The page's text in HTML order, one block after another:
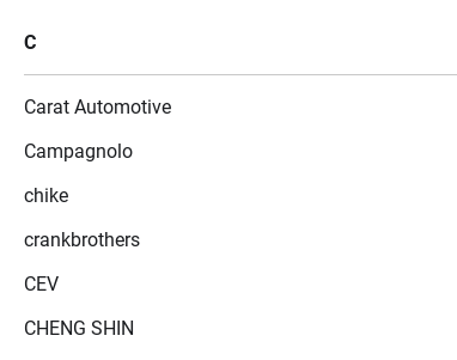
C
Carat Automotive
Campagnolo
chike
crankbrothers
CEV
CHENG SHIN